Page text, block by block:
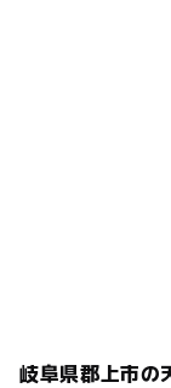
岐阜県郡上市の